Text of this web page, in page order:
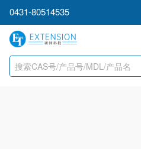
0431-80514535